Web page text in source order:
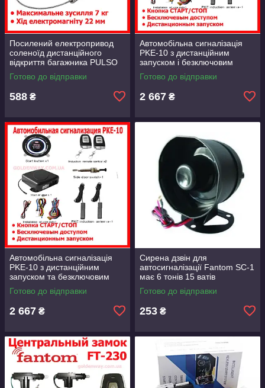
Посилений електропривод
соленоїд дистанційного
відкриття багажника PULSO
DL-48010 6.0-7.0 kg (DL-
48010)
Готово до відправки
588 ₴
Автомобільна сигналізація
PKE-10 з дистанційним
запуском і безключовим
доступом + кнопка СТАРТ/
СТОП 1
Готово до відправки
2 667 ₴
Автомобільна сигналізація
PKE-10 з дистанційним
запуском та безключовим
доступом + кнопка СТАРТ/
СТОП
Готово до відправки
2 667 ₴
Сирена дзвін для
автосигналізації Fantom SC-1
має 6 тонів 15 ватів
Готово до відправки
253 ₴